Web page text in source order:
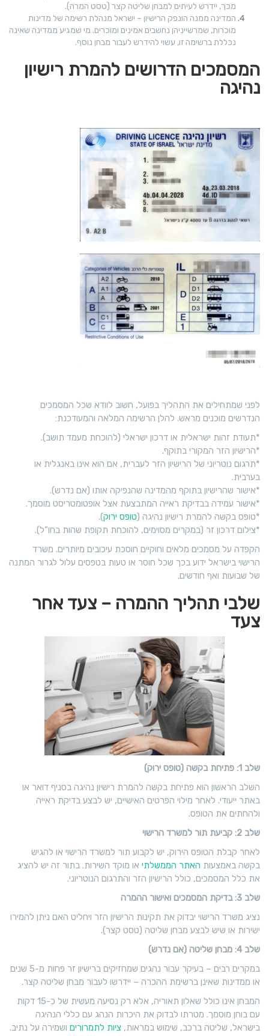
מכך, יידרש לעיתים למבחן שליטה קצר (טסט המרה).
המדינה ממנה הונפק הרישיון – ישראל מנהלת רשימה של מדינות
מוכרות, שמרשייניהן נחשבים אמינים ומוכרים. מי שמגיע ממדינה שאינה
נכללת ברשימה זו, עשוי להידרש לעבור מבחן נוסף.
המסמכים הדרושים להמרת רישיון
נהיגה
לפני שמתחילים את התהליך בפועל, חשוב לוודא שכל המסמכים
הנדרשים מוכנים מראש. להלן הרשימה המלאה והמעודכנת:
*תעודת זהות ישראלית או דרכון ישראלי (להוכחת מעמד תושב).
*הרישיון הזר המקורי בתוקף.
*תרגום נוטריוני של הרישיון הזר לעברית, אם הוא אינו באנגלית או
בערבית.
*אישור שהרישיון בתוקף מהמדינה שהנפיקה אותו (אם נדרש).
*אישור עמידה בבדיקת ראייה המתבצעת אצל אופטומטריסט מוסמך.
*טופס בקשה להמרת רישיון נהיגה (טופס ירוק).
*צילום דרכון זר (במקרים מסוימים, להוכחת תקופת שהות בחו”ל).
הקפדה על מסמכים מלאים וחוקיים חוסכת עיכובים מיותרים. משרד
הרישוי בישראל ידוע בכך שכל חוסר או טעות בטפסים עלול לגרור המתנה
של שבועות ואף חודשים.
שלבי תהליך ההמרה – צעד אחר
צעד
שלב 1: פתיחת בקשה (טופס ירוק)
השלב הראשון הוא פתיחת בקשה להמרת רישיון נהיגה בסניף דואר או
באתר ייעודי. לאחר מילוי הפרטים האישיים, יש לבצע בדיקת ראייה
ולהחתים את הטופס.
שלב 2: קביעת תור למשרד הרישוי
לאחר קבלת הטופס הירוק, יש לקבוע תור למשרד הרישוי או להגיש
בקשה באמצעות האתר הממשלתי או מוקד השירות. בתור זה יש להציג
את כלל המסמכים, כולל הרישיון הזר והתרגום הנוטריוני.
שלב 3: בדיקת המסמכים ואישור ההמרה
נציג משרד הרישוי יבדוק את תקינות הרישיון הזר ויחליט האם ניתן להמירו
ישירות או שיש לבצע מבחן שליטה (טסט קצר).
שלב 4: מבחן שליטה (אם נדרש)
במקרים רבים – בעיקר עבור נהגים שמחזיקים ברישיון זר פחות מ-5 שנים
או ממדינות שאינן ברשימת ההכרה – יידרשו לעבור מבחן שליטה קצר.
המבחן אינו כולל שאלון תאוריה, אלא רק נסיעה מעשית של כ-15 דקות
עם בוחן מוסמך. מטרתו לבדוק את היכרות הנהג עם כללי הנהיגה
בישראל, שליטה ברכב, שימוש במראות, ציות לתמרורים ושמירה על נתיב.